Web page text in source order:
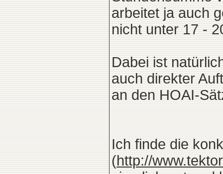
arbeitet ja auch
nicht unter 17 -
Dabei ist
auch direkter
an den HOAI-
Ich finde die
(http://